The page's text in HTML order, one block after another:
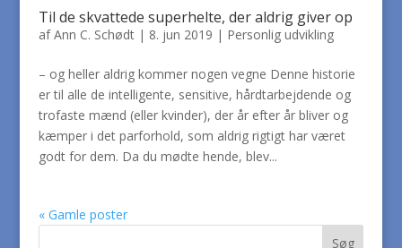
Til de skvattede superhelte, der aldrig giver op
afAnn C. Schødt| 8. jun 2019 | Personlig udvikling
– og heller aldrig kommer nogen vegne Denne historie
er til alle de intelligente, sensitive, hårdtarbejdende og
trofaste mænd (eller kvinder), der år efter år bliver og
kæmper i det parforhold, som aldrig rigtigt har været
godt for dem. Da du mødte hende, blev...
« Gamle poster